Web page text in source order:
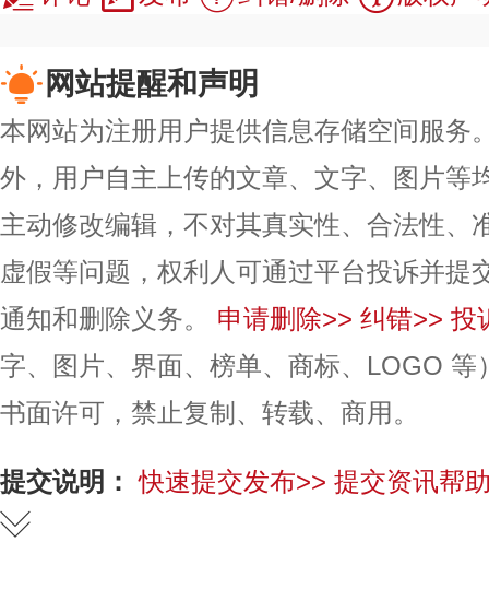
网站提醒和声明
本网站为注册用户提供信息存储空间服务
外，用户自主上传的文章、文字、图片等
主动修改编辑，不对其真实性、合法性、
虚假等问题，权利人可通过平台投诉并提
通知和删除义务。
申请删除>> 纠错>> 投
字、图片、界面、榜单、商标、LOGO
书面许可，禁止复制、转载、商用。
提交说明： 快速提交发布>> 提交资讯帮